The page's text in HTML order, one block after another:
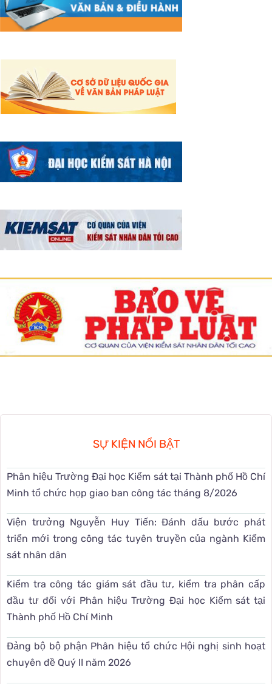
SỰ KIỆN NỔI BẬT
Phân hiệu Trường Đại học Kiểm sát tại Thành phố Hồ Chí
Minh tổ chức họp giao ban công tác tháng 8/2026
Viện trưởng Nguyễn Huy Tiến: Đánh dấu bước phát
triển mới trong công tác tuyên truyền của ngành Kiểm
sát nhân dân
Kiểm tra công tác giám sát đầu tư, kiểm tra phân cấp
đầu tư đối với Phân hiệu Trường Đại học Kiểm sát tại
Thành phố Hồ Chí Minh
Đảng bộ bộ phận Phân hiệu tổ chức Hội nghị sinh hoạt
chuyên đề Quý II năm 2026